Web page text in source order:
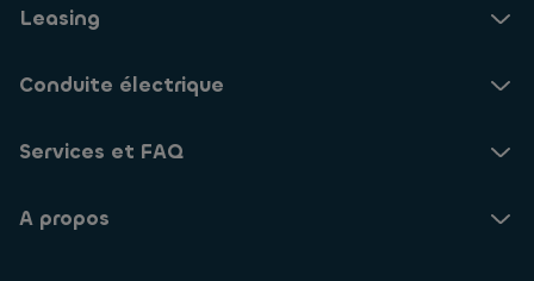
Leasing
Conduite électrique
Services et FAQ
A propos